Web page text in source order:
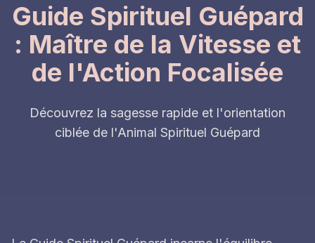
Guide Spirituel Guépard
: Maître de la Vitesse et
de l'Action Focalisée
Découvrez la sagesse rapide et l'orientation
ciblée de l'Animal Spirituel Guépard